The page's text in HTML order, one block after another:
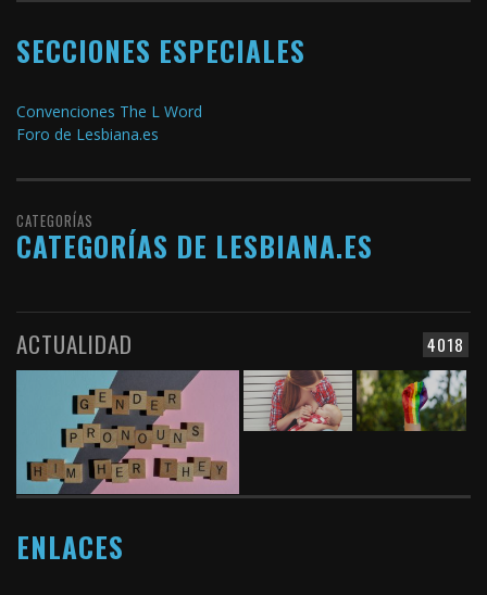
SECCIONES ESPECIALES
Convenciones The L Word
Foro de Lesbiana.es
CATEGORÍAS
CATEGORÍAS DE LESBIANA.ES
4018
ACTUALIDAD
ENLACES